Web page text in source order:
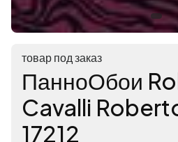
товар под заказ
ПанноОбои
Cavalli
17212